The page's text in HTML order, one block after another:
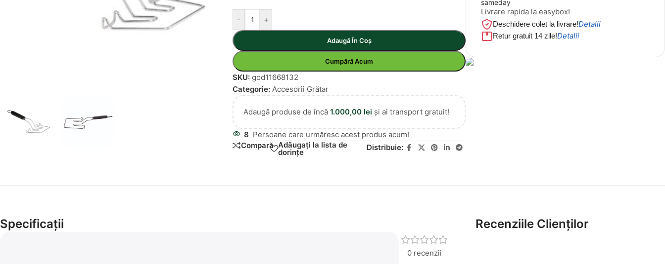
- +
Adaugă În Coș
Cumpără Acum
SKU:god11668132
Categorie: Accesorii Grătar
Adaugă produse de încă1.000,00 lei și ai transport gratuit!
8 Persoane care urmăresc acest produs acum!
Compară Adăugați la lista de
dorințe Distribuie:
Livrare rapida la easybox!
Deschidere colet la livrare!Detalii
Retur gratuit 14 zile!Detalii
Specificații Recenziile Clienților
0 recenzii